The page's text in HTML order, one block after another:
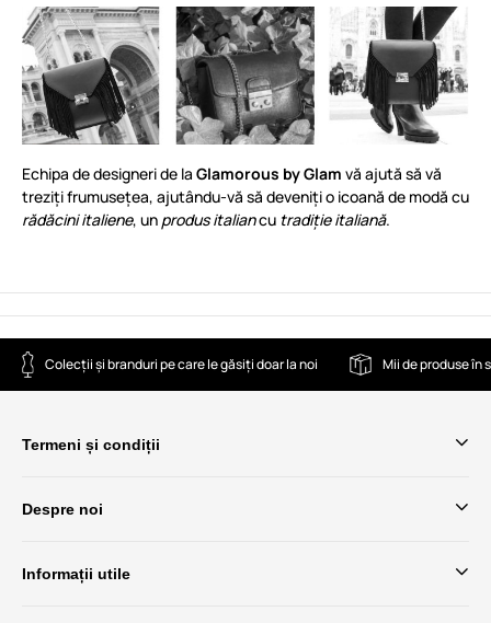
Echipa de designeri de la Glamorous by Glam vă ajută să vă
treziți frumusețea, ajutându-vă să deveniți o icoană de modă cu
rădăcini italiene, un produs italiancu tradiție italiană.
Colecții și branduri pe care le găsiți doar la noi Mii de produse în
Termeni și condiții
Despre noi
Informații utile